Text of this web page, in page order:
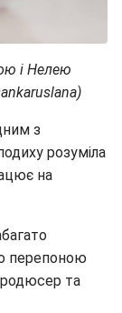
і Нелею
з
розуміла
на
перепоною
та